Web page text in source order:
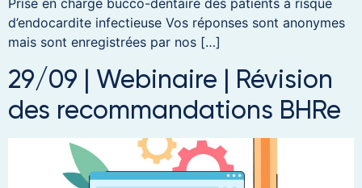
Prise en charge bucco-dentaire des patients à risque
d’endocardite infectieuse Vos réponses sont anonymes
mais sont enregistrées par nos […]
29/09 | Webinaire | Révision
des recommandations BHRe